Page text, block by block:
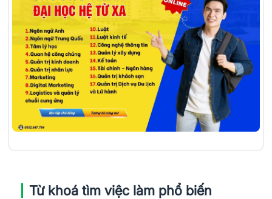
Từ khoá tìm việc làm phổ biến